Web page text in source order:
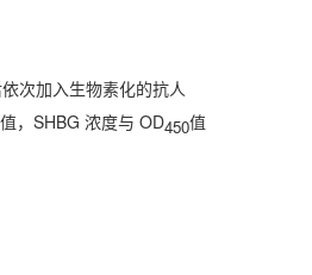
次加入生物素化的抗人
值， SHBG 浓度与 OD450值